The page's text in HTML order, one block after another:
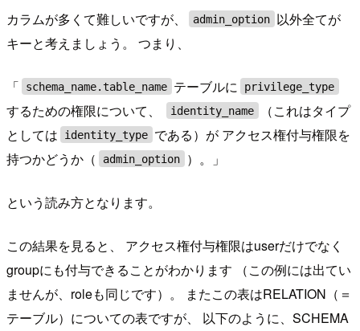
カラムが多くて難しいですが、 admin_option 以外全てが
キーと考えましょう。 つまり、
「 schema_name.table_name テーブルに privilege_type
するための権限について、 identity_name
（これはタイプ
としては
identity_type である）が アクセス権付与権限を
持つかどうか（
admin_option ）。」
という読み方となります。
この結果を見ると、 アクセス権付与権限はuserだけでなく
groupにも付与できることがわかります （この例には出てい
ませんが、roleも同じです）。 またこの表はRELATION（＝
テーブル）についての表ですが、 以下のように、SCHEMA